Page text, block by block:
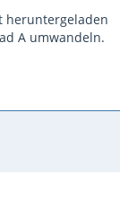
heruntergeladen
A umwandeln.